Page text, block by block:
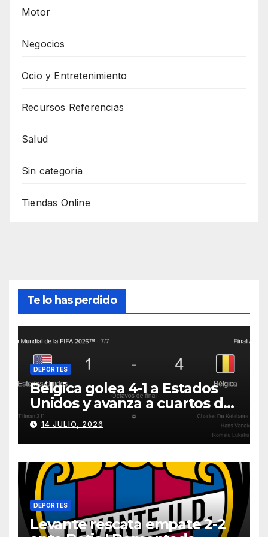
Motor
Negocios
Ocio y Entretenimiento
Recursos Referencias
Salud
Sin categoría
Tiendas Online
Te lo has perdido
DEPORTES
Bélgica golea 4-1 a Estados
Unidos y avanza a cuartos del
Mundial 2026
14 JULIO, 2026
DEPORTES
Levante rescata empate 2-2